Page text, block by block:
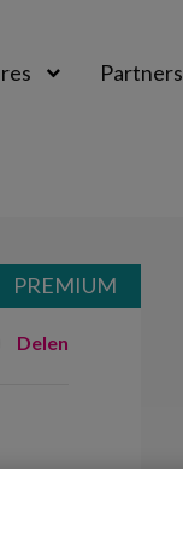
Partners
Delen
PREMIUM